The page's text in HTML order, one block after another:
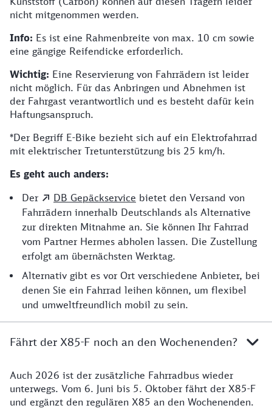
nicht mitgenommen werden.
Info: Es ist eine Rahmenbreite von max. 10 cm sowie
eine gängige Reifendicke erforderlich.
Wichtig: Eine Reservierung von Fahrrädern ist leider
nicht möglich. Für das Anbringen und Abnehmen ist
der Fahrgast verantwortlich und es besteht dafür kein
Haftungsanspruch.
*Der Begriff E-Bike bezieht sich auf ein Elektrofahrrad
mit elektrischer Tretunterstützung bis 25 km/h.
Es geht auch anders:
Der
DB Gepäckservice bietet den Versand von
Fahrrädern innerhalb Deutschlands als Alternative
zur direkten Mitnahme an. Sie können Ihr Fahrrad
vom Partner Hermes abholen lassen. Die Zustellung
erfolgt am übernächsten Werktag.
Alternativ gibt es vor Ort verschiedene Anbieter, bei
denen Sie ein Fahrrad leihen können, um flexibel
und umweltfreundlich mobil zu sein.
Fährt der X85-F noch an den Wochenenden?
Saison Fahrradbus X85-F
Auch 2026 ist der zusätzliche Fahrradbus wieder
unterwegs. Vom 6. Juni bis 5. Oktober fährt der X85-F
und ergänzt den regulären X85 an den Wochenenden.